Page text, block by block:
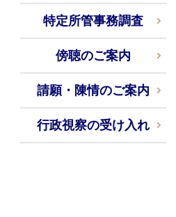
特定所管事務調査
傍聴のご案内
請願・陳情のご案内
行政視察の受け入れ